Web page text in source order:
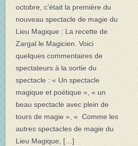
octobre, c’était la première du
nouveau spectacle de magie du
Lieu Magique : La recette de
Zargal le Magicien. Voici
quelques commentaires de
spectateurs à la sortie du
spectacle : « Un spectacle
magique et poétique », « un
beau spectacle avec plein de
tours de magie », « Comme les
autres spectacles de magie du
Lieu Magique, […]